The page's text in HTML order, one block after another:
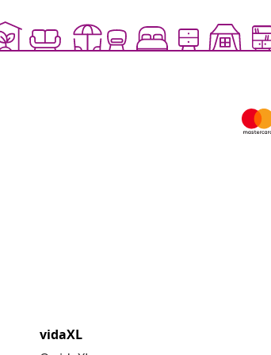
vidaXL